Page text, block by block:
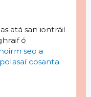
atá san iontráil
ó
seo a
cosanta